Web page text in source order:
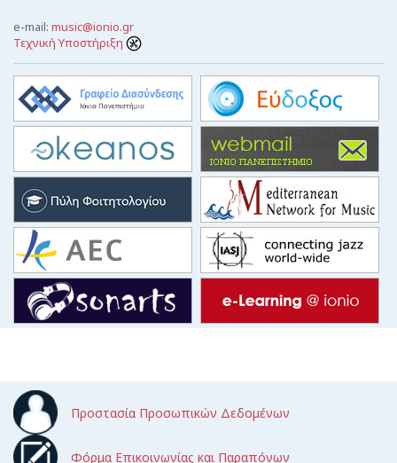
e-mail: music@ionio.gr
Τεχνική Υποστήριξη
Προστασία Προσωπικών Δεδομένων
Φόρμα Επικοινωνίας και Παραπόνων